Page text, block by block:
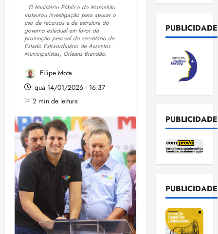
O Ministério Público do Maranhão
instaurou investigação para apurar o
uso de recursos e da estrutura do
governo estadual em favor da
promoção pessoal do secretário de
Estado Extraordinário de Assuntos
Municipalistas, Orleans Brandão.
Filipe Mota
qua 14/01/2026 • 16:37
⚐ 2 min de leitura
PUBLICIDADE
PUBLICIDADE
PUBLICIDADE